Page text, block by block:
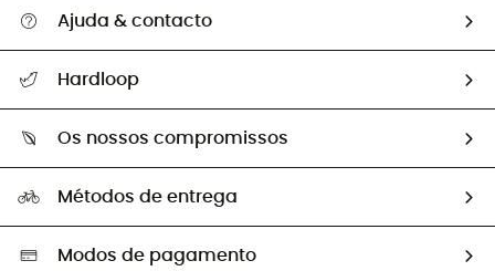
Ajuda & contacto
Guia de tamanhos
Trocas & Devoluções
Hardloop
Os nossos embaixadores
Os nossos compromissos
Seleção eco-responsável
Métodos de entrega
Modos de pagamento